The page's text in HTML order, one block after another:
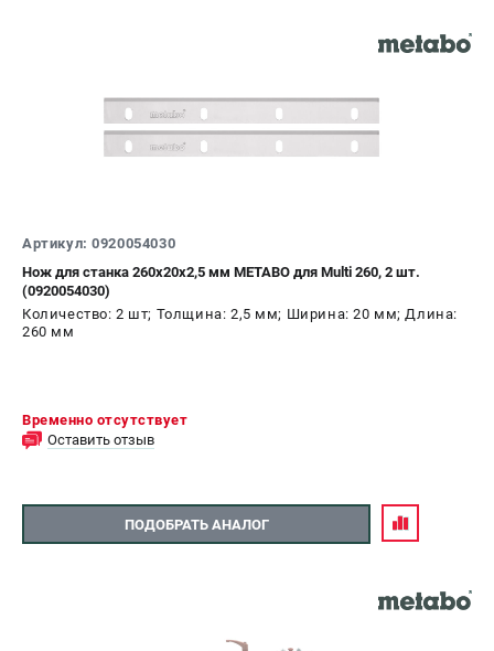
Артикул: 0920054030
Нож для станка 260х20х2,5 мм METABO для Multi 260, 2 шт.
(0920054030)
Количество: 2 шт; Толщина: 2,5 мм; Ширина: 20 мм; Длина:
260 мм
Временно отсутствует
Оставить отзыв
ПОДОБРАТЬ АНАЛОГ